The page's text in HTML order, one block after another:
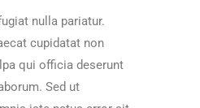
nulla pariatur.
cupidatat non
qui officia deserunt
Sed ut